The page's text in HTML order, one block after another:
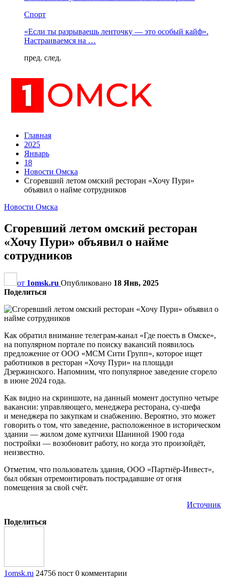
Спорт
«Если ты разрываешь ленточку — это особый кайф».
Настраиваемся на …
пред. след.
Главная
2025
Январь
18
Новости Омска
Сгоревший летом омский ресторан «Хочу Пури»
объявил о найме сотрудников
Новости Омска
Сгоревший летом омский ресторан
«Хочу Пури» объявил о найме
сотрудников
от 1omsk.ru Опубликовано 18 Янв, 2025
Поделиться
Как обратил внимание телеграм-канал «Где поесть в Омске»,
на популярном портале по поиску вакансий появилось
предложение от ООО «МСМ Сити Групп», которое ищет
работников в ресторан «Хочу Пури» на площади
Дзержинского. Напомним, что популярное заведение сгорело
в июне 2024 года.
Как видно на скриншоте, на данный момент доступно четыре
вакансии: управляющего, менеджера ресторана, су-шефа
и менеджера по закупкам и снабжению. Вероятно, это может
говорить о том, что заведение, расположенное в историческом
здании — жилом доме купчихи Шаниной 1900 года
постройки — возобновит работу, но когда это произойдёт,
неизвестно.
Отметим, что пользователь здания, ООО «Партнёр-Инвест»,
был обязан отремонтировать пострадавшие от огня
помещения за свой счёт.
Источник
Поделиться
1omsk.ru 24756 пост 0 комментарии